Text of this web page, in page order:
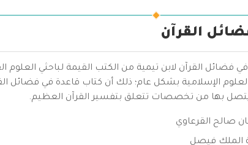
القرآن
فضائل القرآن لابن تيمية من الكتب القيمة لباحثي
الإسلامية بشكل عام؛ ذلك أن كتاب قاعدة في فضائل
يتصل بها من تخصصات تتعلق بتفسير القرآن العظيم.
صالح القرعاوي
الملك فيصل